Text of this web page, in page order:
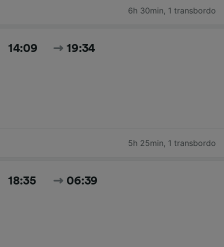
6h 30min, 1 transbordo
14:09 19:34
5h 25min, 1 transbordo
18:35 06:39